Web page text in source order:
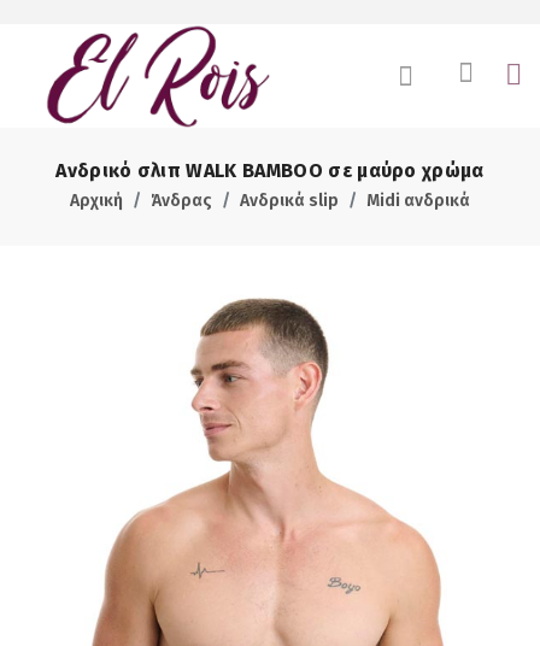
Ανδρικό σλιπ WALK BAMBOO σε μαύρο χρώμα
Αρχική Άνδρας Ανδρικά slip Midi ανδρικά